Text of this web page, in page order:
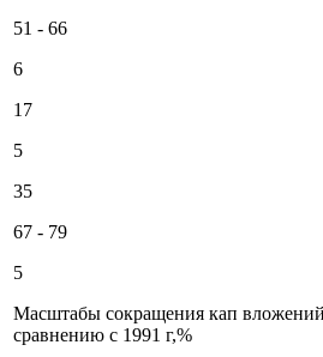
51 - 66
6
17
5
35
67 - 79
5
Масштабы сокращения кап
сравнению с 1991 г,%